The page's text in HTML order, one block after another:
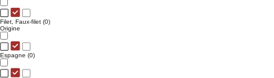
Filet, Faux-filet (0)
Origine
Espagne (0)